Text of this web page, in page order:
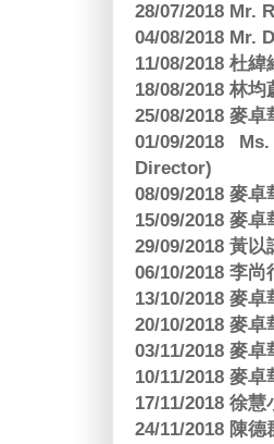
28/07/2018 Mr.
04/08/2018 Mr.
11/08/2018 杜
18/08/2018 林
25/08/2018 麥
01/09/2018
Director)
08/09/2018 麥
15/09/2018 麥
29/09/2018 黃
06/10/2018 李
13/10/2018 麥
20/10/2018 麥
03/11/2018 麥
10/11/2018 麥
17/11/2018 徐
24/11/2018 陳